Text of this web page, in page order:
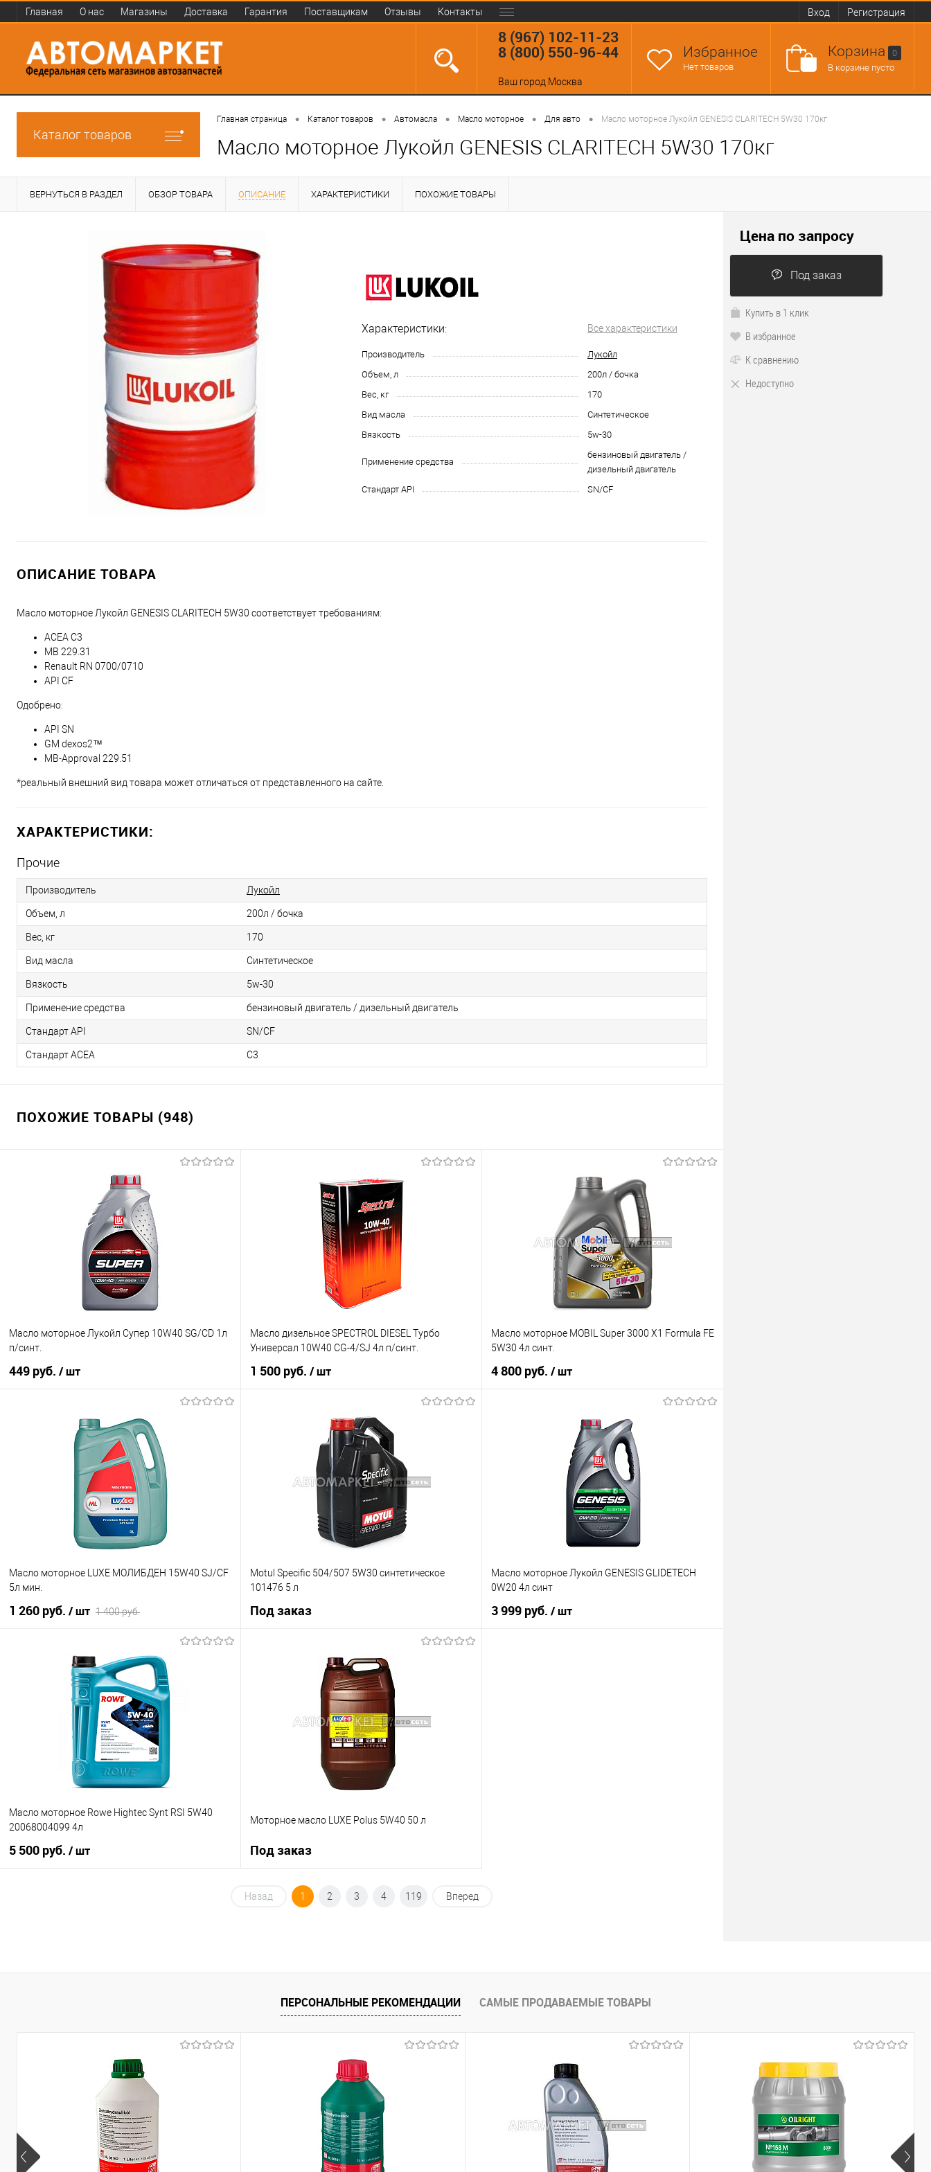
Главная О нас Магазины Доставка Гарантия Поставщикам Отзывы Контакты Вход Регистрация
8 (967) 102-11-23
8 (800) 550-96-44
Ваш город Москва
Избранное
Нет товаров
Корзина
0
В корзине пусто
Каталог товаров
Главная страница • Каталог товаров • Автомасла • Масло моторное • Для авто • Масло моторное Лукойл GENESIS CLARITECH 5W30 170кг
Масло моторное Лукойл GENESIS CLARITECH 5W30 170кг
ВЕРНУТЬСЯ В РАЗДЕЛ ОБЗОР ТОВАРА ОПИСАНИЕ ХАРАКТЕРИСТИКИ ПОХОЖИЕ ТОВАРЫ
Характеристики: Все характеристики
Производитель
Лукойл
Объем, л
200л / бочка
Вес, кг
170
Вид масла
Синтетическое
Вязкость
5w-30
Применение средства
бензиновый двигатель /
дизельный двигатель
Стандарт API
SN/CF
ОПИСАНИЕ ТОВАРА
Масло моторное Лукойл GENESIS CLARITECH 5W30 соответствует требованиям:
ACEA C3
MB 229.31
Renault RN 0700/0710
API CF
Одобрено:
API SN
GM dexos2™
MB-Approval 229.51
*реальный внешний вид товара может отличаться от представленного на сайте.
ХАРАКТЕРИСТИКИ:
Прочие
Производитель Лукойл
Объем, л 200л / бочка
Вес, кг 170
Вид масла Синтетическое
Вязкость 5w-30
Применение средства бензиновый двигатель / дизельный двигатель
Стандарт API SN/CF
Стандарт ACEA C3
ПОХОЖИЕ ТОВАРЫ (948)
Масло моторное Лукойл Супер 10W40 SG/CD 1л
п/синт.
449 руб. / шт
Купить в 1 клик
К сравнению
В наличии
Масло дизельное SPECTROL DIESEL Турбо
Универсал 10W40 CG-4/SJ 4л п/синт.
1 500 руб. / шт
В наличии
Масло моторное MOBIL Super 3000 X1 Formula FE
5W30 4л синт.
4 800 руб. / шт
К сравнению
В наличии
Масло моторное LUXE МОЛИБДЕН 15W40 SJ/CF
5л мин.
1 260 руб. / шт 1 400 руб.
Купить в 1 клик
К сравнению
В наличии
Motul Specific 504/507 5W30 синтетическое
101476 5 л
Под заказ
К сравнению
Под заказ
Масло моторное Лукойл GENESIS GLIDETECH
0W20 4л синт
3 999 руб. / шт
Масло моторное Rowe Hightec Synt RSI 5W40
20068004099 4л
5 500 руб. / шт
Моторное масло LUXE Polus 5W40 50 л
Под заказ
Под заказ
Назад 1 2 3 4 119 Вперед
Цена по запросу
Под заказ
Купить в 1 клик
В избранное
К сравнению
Недоступно
ПЕРСОНАЛЬНЫЕ РЕКОМЕНДАЦИИ САМЫЕ ПРОДАВАЕМЫЕ ТОВАРЫ